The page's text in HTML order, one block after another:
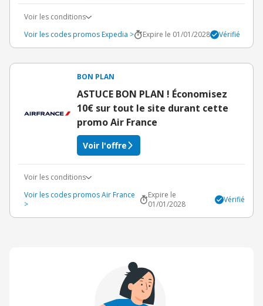
Voir les conditions
Voir les codes promos Expedia >
Expire le 01/01/2028 Vérifié
BON PLAN
ASTUCE BON PLAN ! Économisez
10€ sur tout le site durant cette
promo Air France
Voir l'offre
Voir les conditions
Voir les codes promos Air France
>
Expire le
01/01/2028
Vérifié